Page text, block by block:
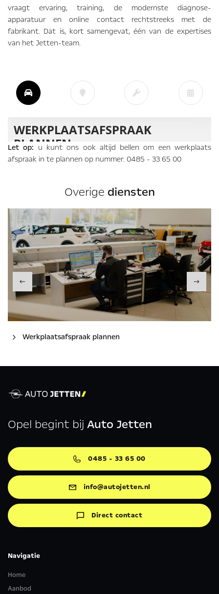
vraagt ervaring, training, de modernste diagnose-
apparatuur en online contact rechtstreeks met de
fabrikant. Dat is, kort samengevat, één van de expertises
van het Jetten-team.
Let op: u kunt ons ook altijd bellen om een werkplaats
afspraak in te plannen op nummer:0485 - 33 65 00
Overige diensten
Werkplaatsafspraak plannen
Opel begint bijAuto Jetten
0485 - 33 65 00
info@autojetten.nl
Direct contact
Navigatie
Home
Aanbod